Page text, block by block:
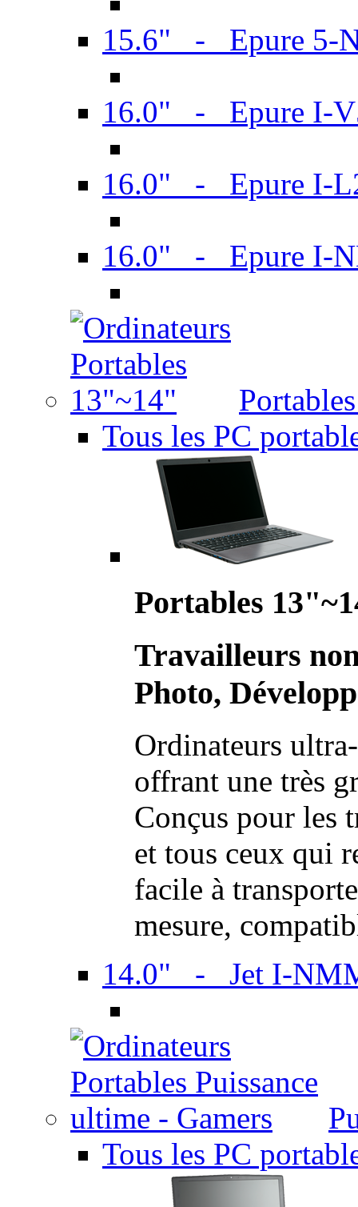
15.6" - Epure 5-
16.0" - Epure I-
16.0" - Epure I-
16.0" - Epure I-
Tous les PC
Portables
Travailleurs
Photo,
Ordinateurs
offrant une très
Conçus pour les
et tous ceux qui
facile à
mesure,
14.0" - Jet I-
Tous les PC